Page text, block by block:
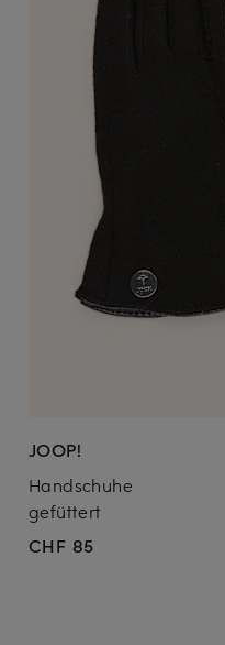
JOOP!
Handschuhe
gefüttert
CHF 85